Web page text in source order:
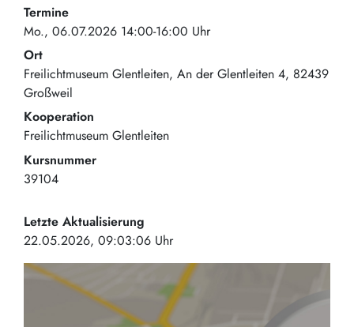
Termine
Mo., 06.07.2026 14:00-16:00 Uhr
Ort
Freilichtmuseum Glentleiten An der Glentleiten 4 82439
Großweil
Kooperation
Freilichtmuseum Glentleiten
Kursnummer
39104
Letzte Aktualisierung
22.05.2026, 09:03:06 Uhr